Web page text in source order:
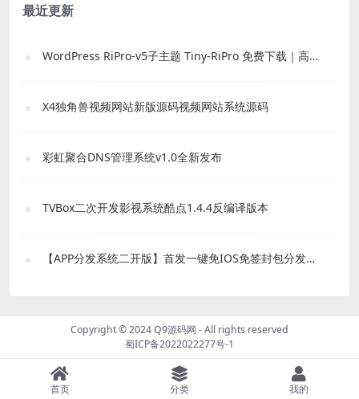
最近更新
WordPress RiPro-v5子主题 Tiny-RiPro 免费下载｜高转化资源站必备
X4独角兽视频网站新版源码视频网站系统源码
彩虹聚合DNS管理系统v1.0全新发布
TVBox二次开发影视系统酷点1.4.4反编译版本
【APP分发系统二开版】首发一键免IOS免签封包分发平台源码 带绿标
Copyright © 2024Q9源码网 - All rights reserved
蜀ICP备2022022277号-1
首页 分类 我的